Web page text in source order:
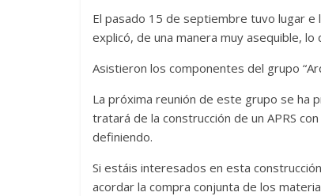
El pasado 15 de septiembre tuvo lugar e
explicó, de una manera muy asequible,
Asistieron los componentes del grupo
La próxima reunión de este grupo se ha
tratará de la construcción de un APRS
definiendo.
Si estáis interesados en esta
acordar la compra conjunta de los